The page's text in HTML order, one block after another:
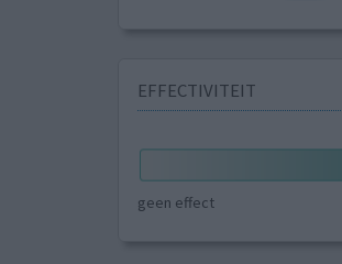
EFFECTIVITEIT
geen effect